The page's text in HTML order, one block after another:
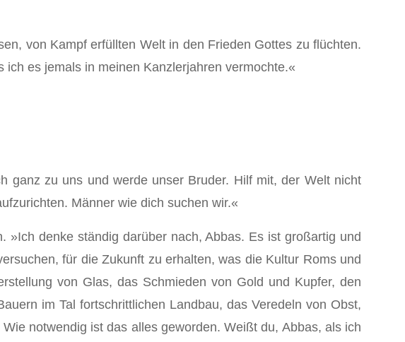
von Kampf erfüllten Welt in den Frieden Gottes zu flüchten.
es jemals in meinen Kanzlerjahren vermochte.«
ganz zu uns und werde unser Bruder. Hilf mit, der Welt nicht
Männer wie dich suchen wir.«
denke ständig darüber nach, Abbas. Es ist großartig und
für die Zukunft zu erhalten, was die Kultur Roms und
von Glas, das Schmieden von Gold und Kupfer, den
im Tal fortschrittlichen Landbau, das Veredeln von Obst,
notwendig ist das alles ge­worden. Weißt du, Abbas, als ich